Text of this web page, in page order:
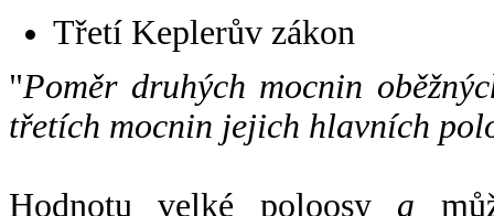
Třetí Keplerův zákon
"Poměr druhých mocnin
třetích mocnin jejich hlavních
Hodnotu velké poloosy a